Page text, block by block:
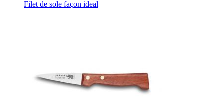
Filet de sole façon ideal